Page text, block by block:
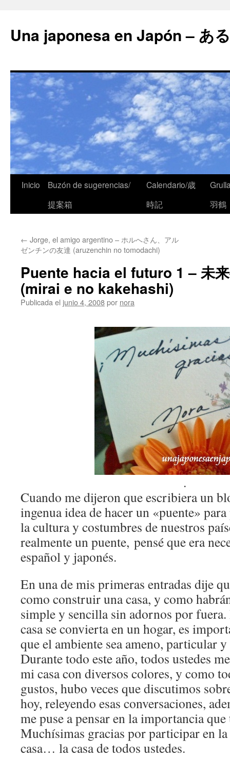
Una japonesa en Japón – あ
Inicio
Buzón de sugerencias/
提案箱
Calendario/歳
時記
羽鶴
← Jorge, el amigo argentino – ホルへさん、アル
ゼンチンの友達 (aruzenchin no tomodachi)
Puente hacia el futuro 1 – 未
(mirai e no kakehashi)
Publicada el junio 4, 2008por nora
.
Cuando me dijeron que escribiera un
ingenua idea de hacer un «puente»
la cultura y costumbres de nuestros
realmente un puente, pensé que era
español y japonés.
En una de mis primeras entradas dije
como construir una casa, y como
simple y sencilla sin adornos por fuera.
casa se convierta en un hogar, es
que el ambiente sea ameno, particular
Durante todo este año, todos ustedes
mi casa con diversos colores, y como
gustos, hubo veces que discutimos
hoy, releyendo esas conversaciones,
me puse a pensar en la importancia
Muchísimas gracias por participar en la
casa… la casa de todos ustedes.